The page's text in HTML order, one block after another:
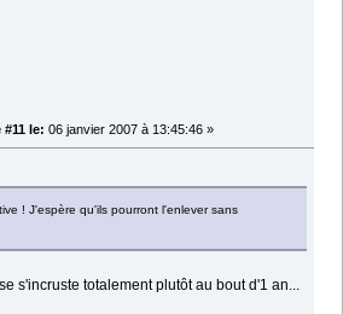
le: 06 janvier 2007 à 13:45:46 »
! J'espère qu'ils pourront l'enlever sans
s'incruste totalement plutôt au bout d'1 an...